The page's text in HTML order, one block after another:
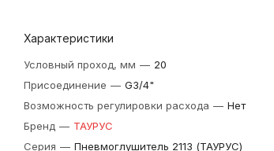
Характеристики
Условный проход, мм — 20
Присоединение — G3/4"
Возможность регулировки расхода — Нет
Бренд — ТАУРУС
Серия — Пневмоглушитель 2113 (ТАУРУС)